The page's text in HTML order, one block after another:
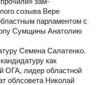
созыва Вере
парламентом с
Сумщины Анатолию
Семена Салатенко.
как
ОГА, лидер областной
облсовета Николай